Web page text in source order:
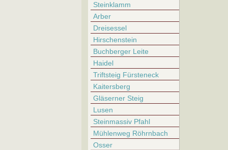
Steinklamm
Arber
Dreisessel
Hirschenstein
Buchberger Leite
Haidel
Triftsteig Fürsteneck
Kaitersberg
Gläserner Steig
Lusen
Steinmassiv Pfahl
Mühlenweg Röhrnbach
Osser